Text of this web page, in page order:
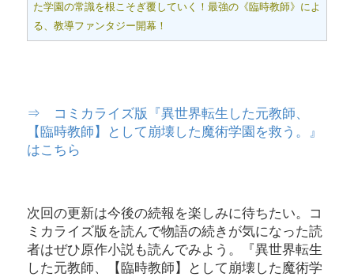
た学園の常識を根こそぎ覆していく！最強の《臨時教師》によ
る、教導ファンタジー開幕！
⇒ コミカライズ版『異世界転生した元教師、
【臨時教師】として崩壊した魔術学園を救う。』
はこちら
次回の更新は今後の続報を楽しみに待ちたい。コ
ミカライズ版を読んで物語の続きが気になった読
者はぜひ原作小説も読んでみよう。『異世界転生
した元教師、【臨時教師】として崩壊した魔術学